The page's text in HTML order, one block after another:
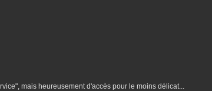
mais heureusement d'accès pour le moins délicat...